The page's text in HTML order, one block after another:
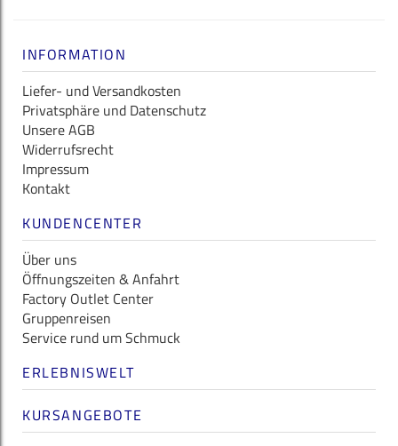
INFORMATION
Liefer- und Versandkosten
Privatsphäre und Datenschutz
Unsere AGB
Widerrufsrecht
Impressum
Kontakt
KUNDENCENTER
Über uns
Öffnungszeiten & Anfahrt
Factory Outlet Center
Gruppenreisen
Service rund um Schmuck
ERLEBNISWELT
KURSANGEBOTE